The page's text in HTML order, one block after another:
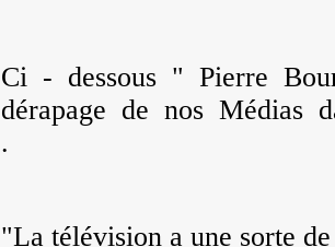
Ci - dessous " Pierre
dérapage de nos Médias
.
"La télévision a une sorte